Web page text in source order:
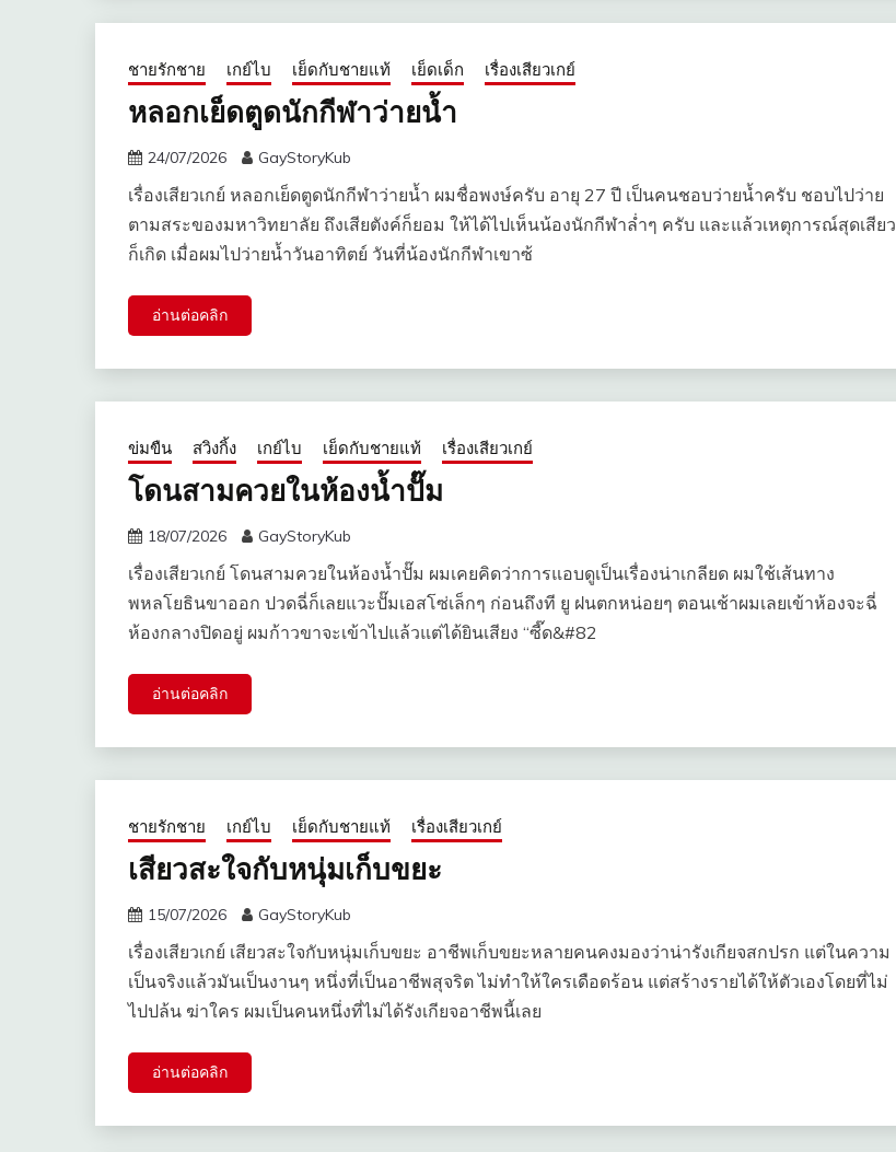
ชายรักชาย เกย์ไบ เย็ดกับชายแท้ เย็ดเด็ก เรื่องเสียวเกย์
หลอกเย็ดตูดนักกีฬาว่ายน้ำ
24/07/2026 GayStoryKub
เรื่องเสียวเกย์ หลอกเย็ดตูดนักกีฬาว่ายน้ำ ผมชื่อพงษ์ครับ อายุ 27 ปี เป็นคนชอบว่ายน้ำครับ ชอบไปว่าย
ตามสระของมหาวิทยาลัย ถึงเสียตังค์ก็ยอม ให้ได้ไปเห็นน้องนักกีฬาล่ำๆ ครับ และแล้วเหตุการณ์สุดเสียว
ก็เกิด เมื่อผมไปว่ายน้ำวันอาทิตย์ วันที่น้องนักกีฬาเขาซ้
อ่านต่อคลิก
ข่มขืน สวิงกิ้ง เกย์ไบ เย็ดกับชายแท้ เรื่องเสียวเกย์
โดนสามควยในห้องน้ำปั๊ม
18/07/2026 GayStoryKub
เรื่องเสียวเกย์ โดนสามควยในห้องน้ำปั๊ม ผมเคยคิดว่าการแอบดูเป็นเรื่องน่าเกลียด ผมใช้เส้นทาง
พหลโยธินขาออก ปวดฉี่ก็เลยแวะปั๊มเอสโซ่เล็กๆ ก่อนถึงที ยู ฝนตกหน่อยๆ ตอนเช้าผมเลยเข้าห้องจะฉี่
ห้องกลางปิดอยู่ ผมก้าวขาจะเข้าไปแล้วแต่ได้ยินเสียง “ซี๊ด&#82
อ่านต่อคลิก
ชายรักชาย เกย์ไบ เย็ดกับชายแท้ เรื่องเสียวเกย์
เสียวสะใจกับหนุ่มเก็บขยะ
15/07/2026 GayStoryKub
เรื่องเสียวเกย์ เสียวสะใจกับหนุ่มเก็บขยะ อาชีพเก็บขยะหลายคนคงมองว่าน่ารังเกียจสกปรก แต่ในความ
เป็นจริงแล้วมันเป็นงานๆ หนึ่งที่เป็นอาชีพสุจริต ไม่ทำให้ใครเดือดร้อน แต่สร้างรายได้ให้ตัวเองโดยที่ไม่
ไปปล้น ฆ่าใคร ผมเป็นคนหนึ่งที่ไม่ได้รังเกียจอาชีพนี้เลย
อ่านต่อคลิก